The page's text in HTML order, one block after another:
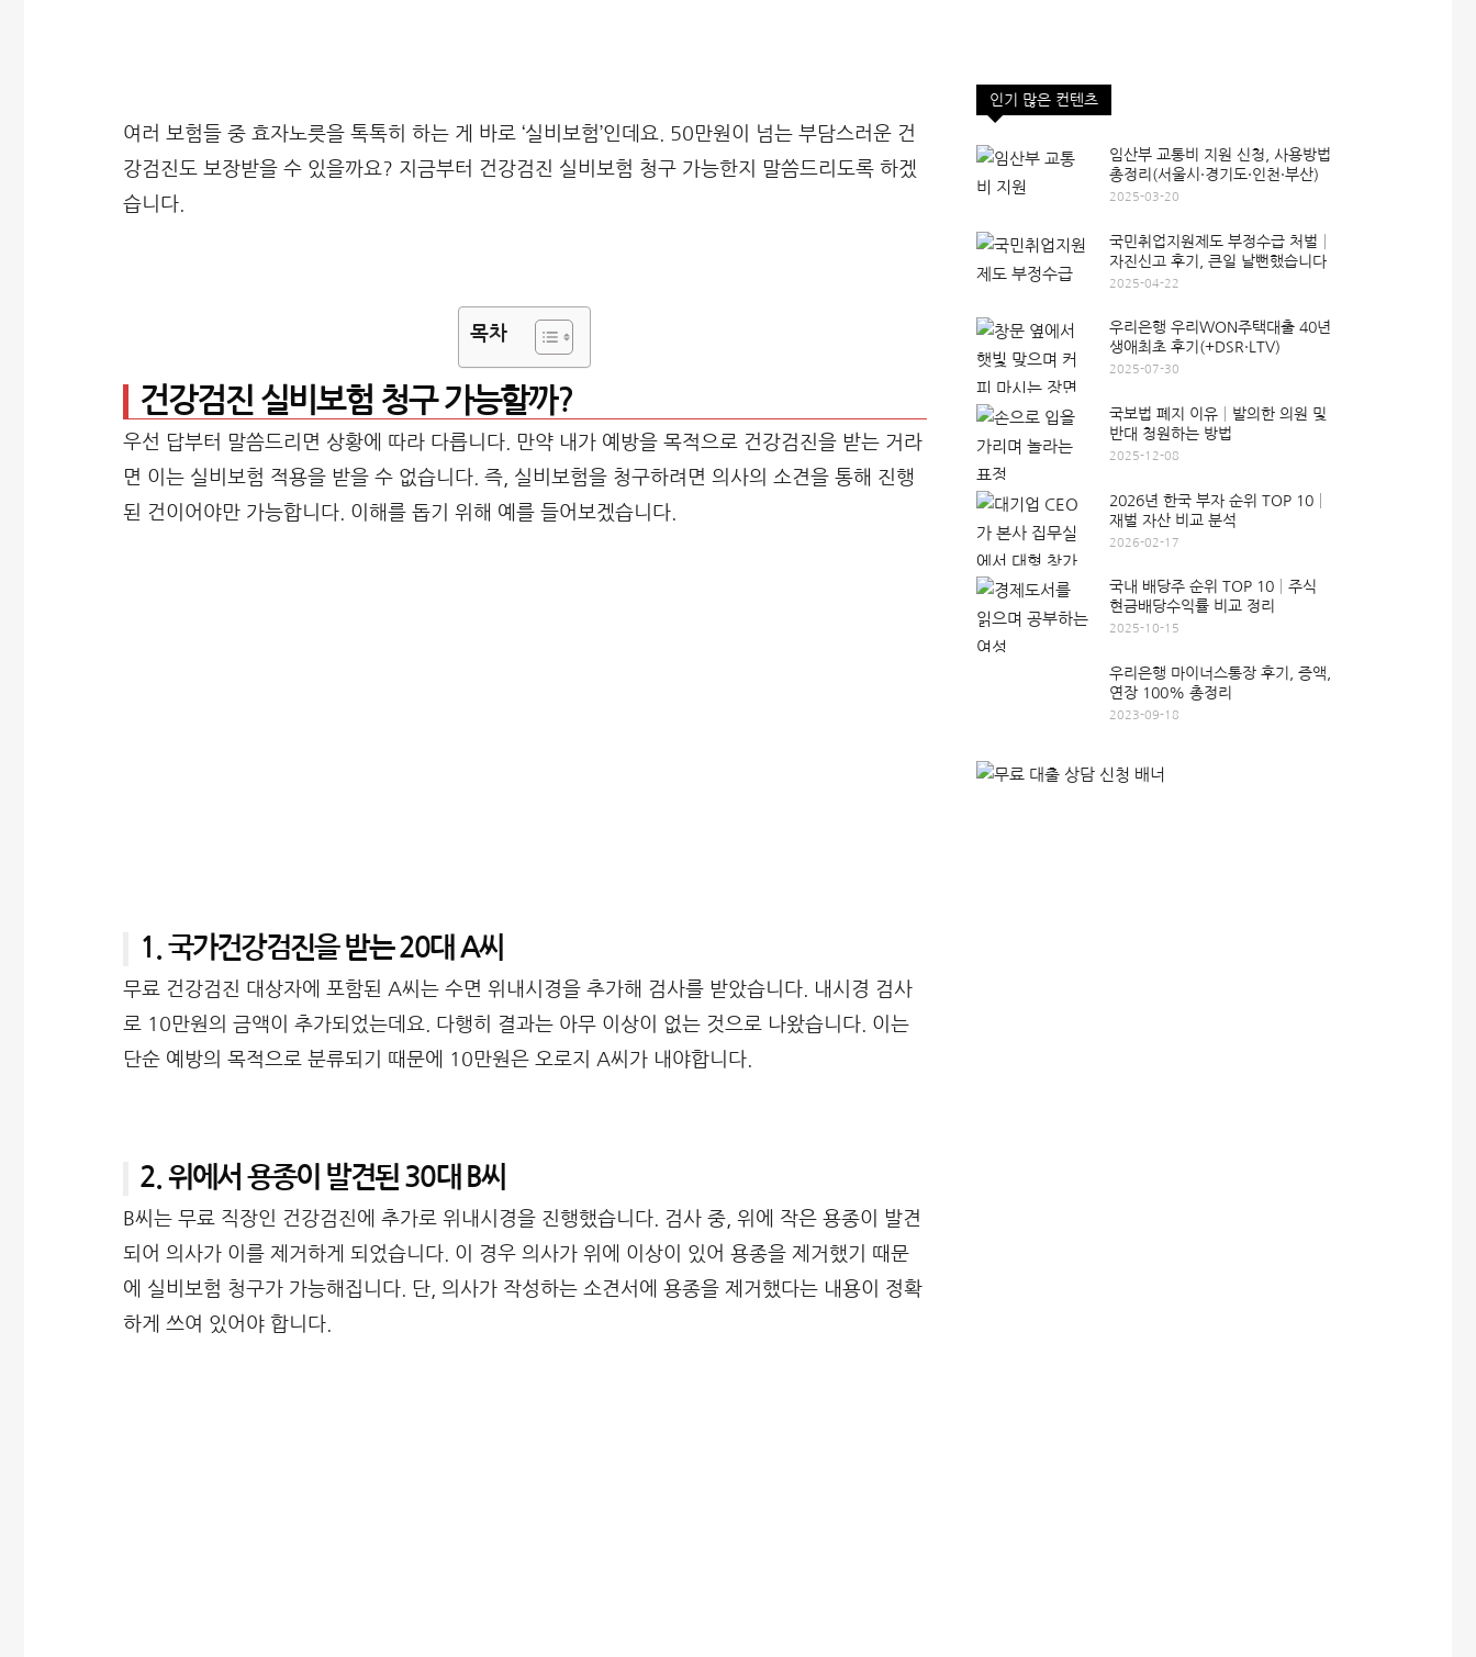
여러 보험들 중 효자노릇을 톡톡히 하는 게 바로 ‘실비보험’인데요. 50만원이 넘는 부담스러운 건
강검진도 보장받을 수 있을까요? 지금부터 건강검진 실비보험 청구 가능한지 말씀드리도록 하겠
습니다.
목차
건강검진 실비보험 청구 가능할까?
우선 답부터 말씀드리면 상황에 따라 다릅니다. 만약 내가 예방을 목적으로 건강검진을 받는 거라
면 이는 실비보험 적용을 받을 수 없습니다. 즉, 실비보험을 청구하려면 의사의 소견을 통해 진행
된 건이어야만 가능합니다. 이해를 돕기 위해 예를 들어보겠습니다.
1. 국가건강검진을 받는 20대 A씨
무료 건강검진 대상자에 포함된 A씨는 수면 위내시경을 추가해 검사를 받았습니다. 내시경 검사
로 10만원의 금액이 추가되었는데요. 다행히 결과는 아무 이상이 없는 것으로 나왔습니다. 이는
단순 예방의 목적으로 분류되기 때문에 10만원은 오로지 A씨가 내야합니다.
2. 위에서 용종이 발견된 30대 B씨
B씨는 무료 직장인 건강검진에 추가로 위내시경을 진행했습니다. 검사 중, 위에 작은 용종이 발견
되어 의사가 이를 제거하게 되었습니다. 이 경우 의사가 위에 이상이 있어 용종을 제거했기 때문
에 실비보험 청구가 가능해집니다. 단, 의사가 작성하는 소견서에 용종을 제거했다는 내용이 정확
하게 쓰여 있어야 합니다.
인기 많은 컨텐츠
임산부 교통비 지원 신청, 사용방법
총정리(서울시·경기도·인천·부산)
2025-03-20
국민취업지원제도 부정수급 처벌│
자진신고 후기, 큰일 날뻔했습니다
2025-04-22
우리은행 우리WON주택대출 40년
생애최초 후기(+DSR·LTV)
2025-07-30
국보법 폐지 이유│발의한 의원 및
반대 청원하는 방법
2025-12-08
2026년 한국 부자 순위 TOP 10│
재벌 자산 비교 분석
2026-02-17
국내 배당주 순위 TOP 10│주식
현금배당수익률 비교 정리
2025-10-15
우리은행 마이너스통장 후기, 증액,
연장 100% 총정리
2023-09-18